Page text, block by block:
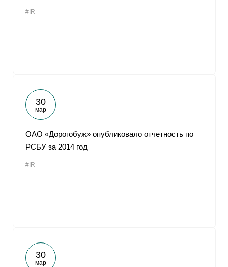
#IR
30
мар
ОАО «Дорогобуж» опубликовало отчетность по
РСБУ за 2014 год
#IR
30
мар